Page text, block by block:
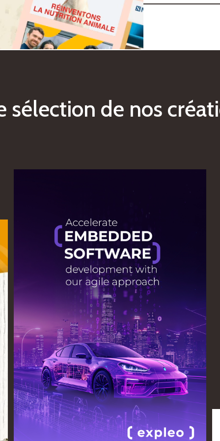
sélection de nos créati